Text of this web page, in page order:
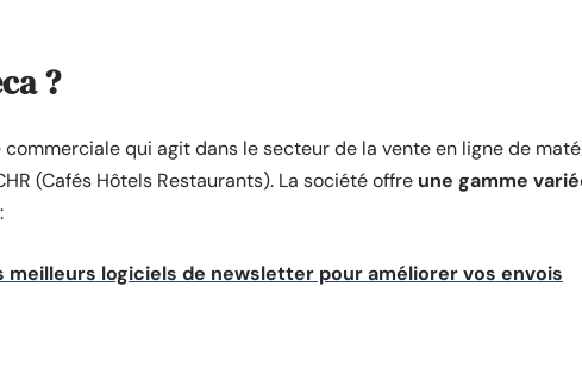
?
qui agit dans le secteur de la vente en ligne de
(Cafés Hôtels Restaurants). La société offre une gamme
:
meilleurs logiciels de newsletter pour améliorer vos envois